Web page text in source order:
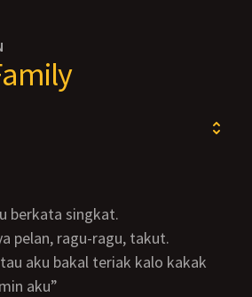
berkata singkat.
pelan, ragu-ragu, takut.
aku”